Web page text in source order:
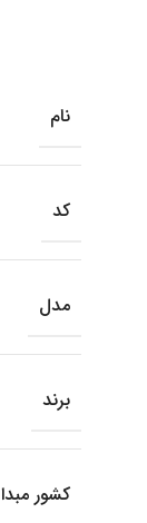
نام
کد
مدل
برند
کشور